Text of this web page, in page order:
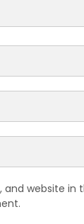
and website in